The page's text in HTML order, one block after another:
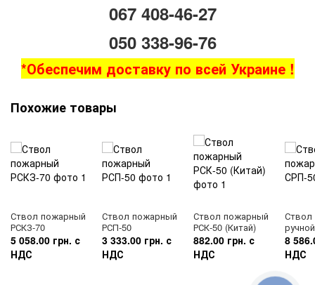
067 408-46-27
050 338-96-76
*Обеспечим доставку по всей Украине !
Похожие товары
Ствол пожарный
РСКЗ-70
5 058.00 грн. с
НДС
Ствол пожарный
РСП-50
3 333.00 грн. с
НДС
Ствол пожарный
РСК-50 (Китай)
882.00 грн. с
НДС
8
НДС